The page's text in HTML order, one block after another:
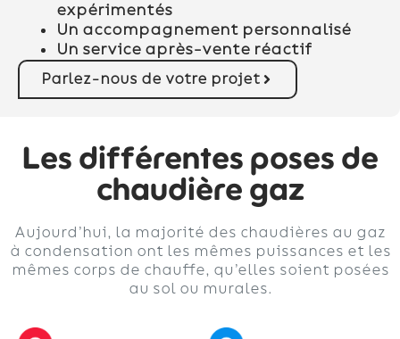
expérimentés
Un accompagnement personnalisé
Un service après-vente réactif
Parlez-nous de votre projet
Les différentes poses de
chaudière gaz
Aujourd’hui, la majorité des chaudières au gaz
à condensation ont les mêmes puissances et les
mêmes corps de chauffe, qu’elles soient posées
au sol ou murales.